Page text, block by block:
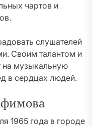
чартов и
слушателей
Своим талантом и
на музыкальную
в сердцах людей.
1965 года в городе